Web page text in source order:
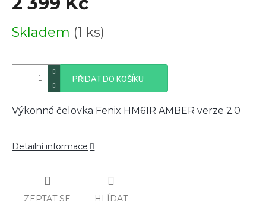
cena:
Skladem (1 ks)
PŘIDAT DO KOŠÍKU
Výkonná čelovka Fenix HM61R AMBER verze 2.0
Detailní informace
ZEPTAT SE HLÍDAT